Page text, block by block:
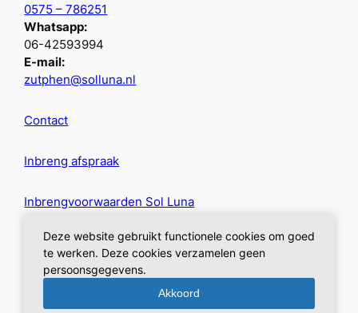
0575 – 786251
Whatsapp:
06-42593994
E-mail:
zutphen@solluna.nl
Contact
Inbreng afspraak
Inbrengvoorwaarden Sol Luna
Privacybeleid
Deze website gebruikt functionele cookies om goed
te werken. Deze cookies verzamelen geen
persoonsgegevens.
Akkoord